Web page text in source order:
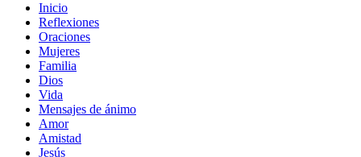
Inicio
Reflexiones
Oraciones
Mujeres
Familia
Dios
Vida
Mensajes de ánimo
Amor
Amistad
Jesús